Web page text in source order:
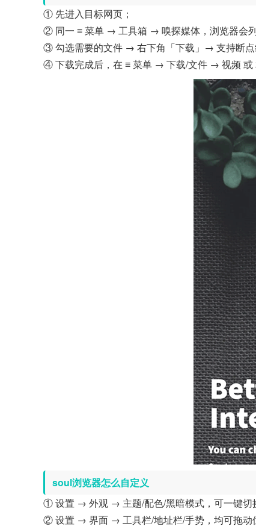
① 先进入目标网页；
② 同一 ≡ 菜单 → 工具箱 → 嗅探媒体，浏览器会
③ 勾选需要的文件 → 右下角「下载」→ 支持断点
④ 下载完成后，在 ≡ 菜单 → 下载/文件 → 视频 或
soul浏览器怎么自定义
① 设置 → 外观 → 主题/配色/黑暗模式，可一键切
② 设置 → 界面 → 工具栏/地址栏/手势，均可拖动